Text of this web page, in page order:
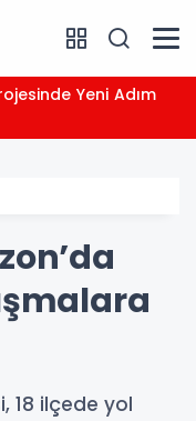
Yeni Adım
18 ilçede yol